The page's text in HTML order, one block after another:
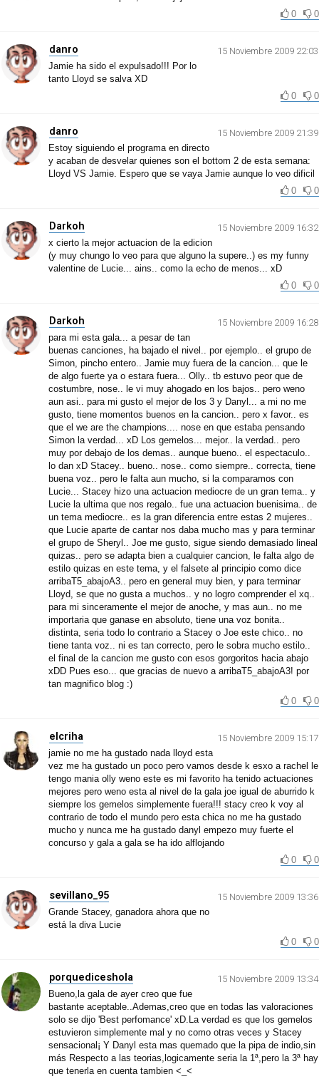
0
0
danro
15 Noviembre 2009 22:03
Jamie ha sido el expulsado!!! Por lo
tanto Lloyd se salva XD
0
0
danro
15 Noviembre 2009 21:39
Estoy siguiendo el programa en directo
y acaban de desvelar quienes son el bottom 2 de esta semana:
Lloyd VS Jamie. Espero que se vaya Jamie aunque lo veo dificil
0
0
Darkoh
15 Noviembre 2009 16:32
x cierto la mejor actuacion de la edicion
(y muy chungo lo veo para que alguno la supere..) es my funny
valentine de Lucie... ains.. como la echo de menos... xD
0
0
Darkoh
15 Noviembre 2009 16:28
para mi esta gala... a pesar de tan
buenas canciones, ha bajado el nivel.. por ejemplo.. el grupo de
Simon, pincho entero.. Jamie muy fuera de la cancion... que le
de algo fuerte ya o estara fuera... Olly.. tb estuvo peor que de
costumbre, nose.. le vi muy ahogado en los bajos.. pero weno
aun asi.. para mi gusto el mejor de los 3 y Danyl... a mi no me
gusto, tiene momentos buenos en la cancion.. pero x favor.. es
que el we are the champions.... nose en que estaba pensando
Simon la verdad... xD Los gemelos... mejor.. la verdad.. pero
muy por debajo de los demas.. aunque bueno.. el espectaculo..
lo dan xD Stacey.. bueno.. nose.. como siempre.. correcta, tiene
buena voz.. pero le falta aun mucho, si la comparamos con
Lucie... Stacey hizo una actuacion mediocre de un gran tema.. y
Lucie la ultima que nos regalo.. fue una actuacion buenisima.. de
un tema mediocre.. es la gran diferencia entre estas 2 mujeres..
que Lucie aparte de cantar nos daba mucho mas y para terminar
el grupo de Sheryl.. Joe me gusto, sigue siendo demasiado lineal
quizas.. pero se adapta bien a cualquier cancion, le falta algo de
estilo quizas en este tema, y el falsete al principio como dice
arribaT5_abajoA3.. pero en general muy bien, y para terminar
Lloyd, se que no gusta a muchos.. y no logro comprender el xq..
para mi sinceramente el mejor de anoche, y mas aun.. no me
importaria que ganase en absoluto, tiene una voz bonita..
distinta, seria todo lo contrario a Stacey o Joe este chico.. no
tiene tanta voz.. ni es tan correcto, pero le sobra mucho estilo..
el final de la cancion me gusto con esos gorgoritos hacia abajo
xDD Pues eso... que gracias de nuevo a arribaT5_abajoA3! por
tan magnifico blog :)
0
0
elcriha
15 Noviembre 2009 15:17
jamie no me ha gustado nada lloyd esta
vez me ha gustado un poco pero vamos desde k esxo a rachel le
tengo mania olly weno este es mi favorito ha tenido actuaciones
mejores pero weno esta al nivel de la gala joe igual de aburrido k
siempre los gemelos simplemente fuera!!! stacy creo k voy al
contrario de todo el mundo pero esta chica no me ha gustado
mucho y nunca me ha gustado danyl empezo muy fuerte el
concurso y gala a gala se ha ido alflojando
0
0
sevillano_95
15 Noviembre 2009 13:36
Grande Stacey, ganadora ahora que no
está la diva Lucie
0
0
porquediceshola
15 Noviembre 2009 13:34
Bueno,la gala de ayer creo que fue
bastante aceptable..Ademas,creo que en todas las valoraciones
solo se dijo 'Best perfomance' xD.La verdad es que los gemelos
estuvieron simplemente mal y no como otras veces y Stacey
sensacional¡ Y Danyl esta mas quemado que la pipa de indio,sin
más Respecto a las teorias,logicamente seria la 1ª,pero la 3ª hay
que tenerla en cuenta tambien <_<